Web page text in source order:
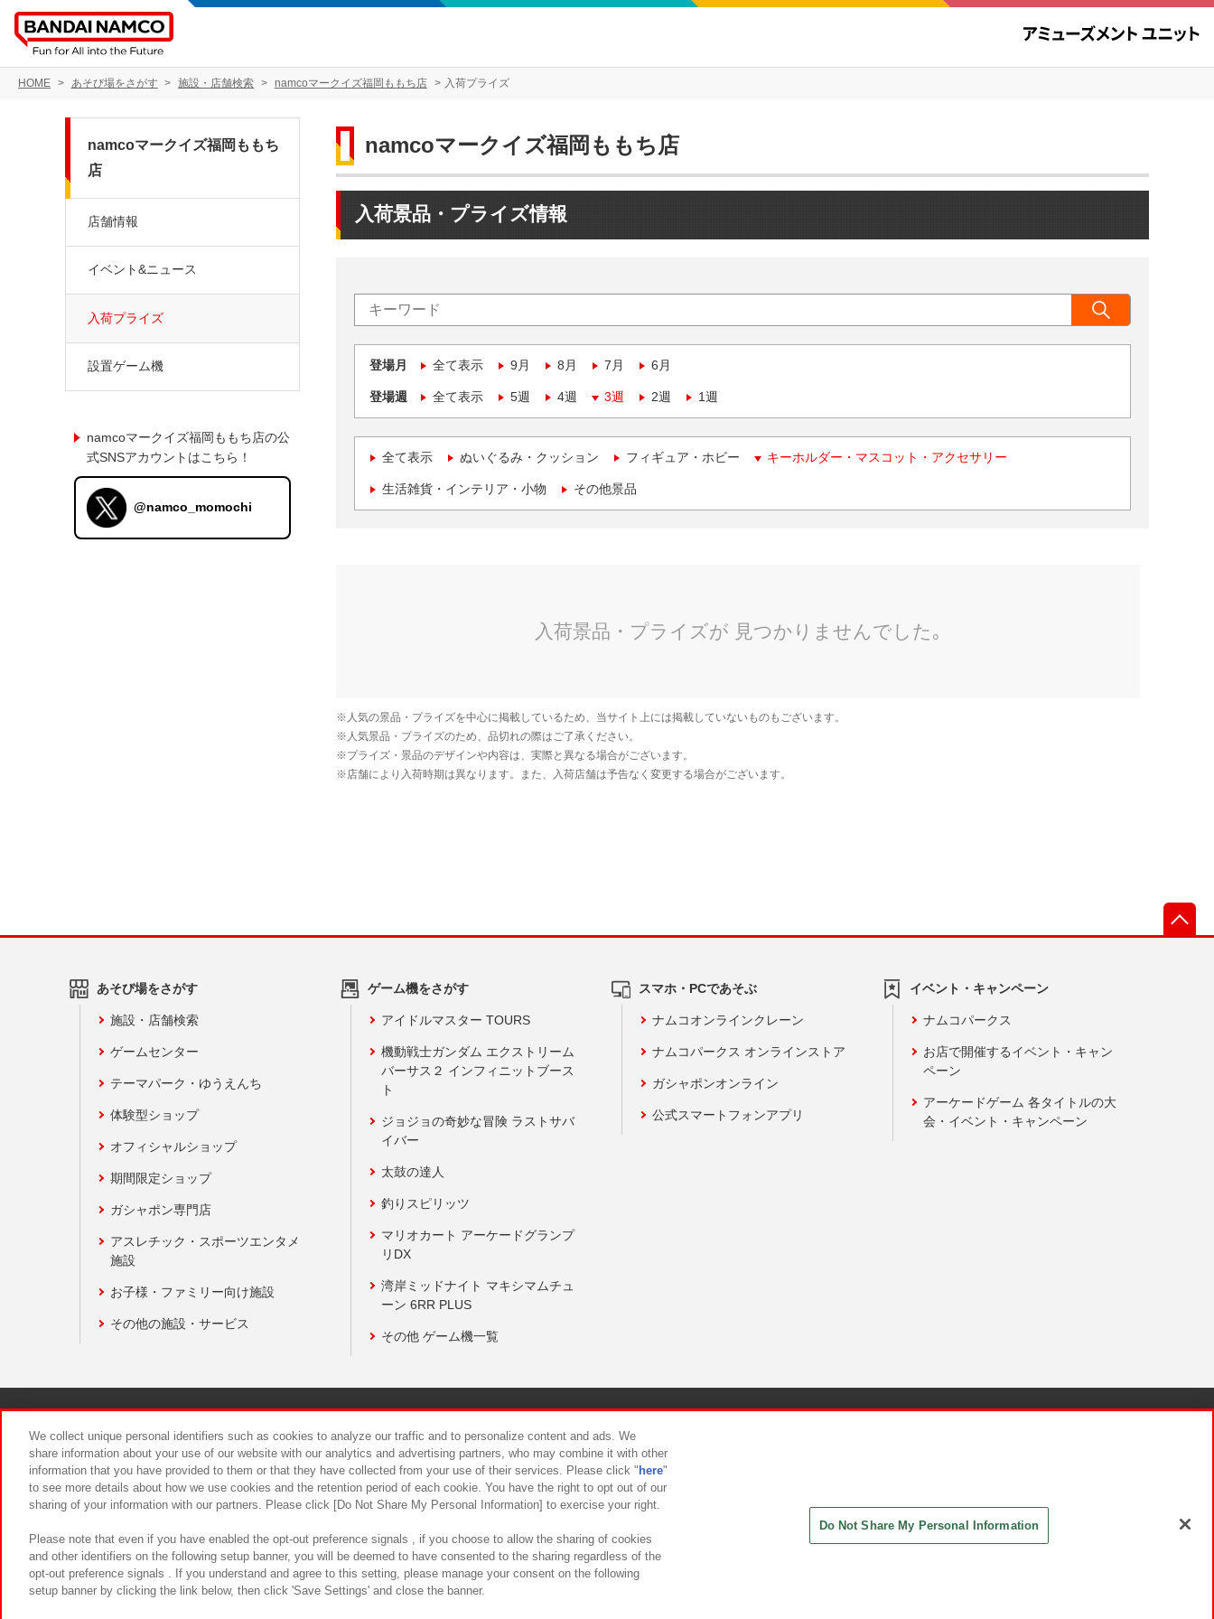
HOME あそび場をさがす 施設・店舗検索 namcoマークイズ福岡ももち店 入荷プライズ
namcoマークイズ福岡ももち店
入荷景品・プライズ情報
登場月 全て表示 9月 8月 7月 6月
登場週 全て表示 5週 4週 3週 2週 1週
全て表示 ぬいぐるみ・クッション フィギュア・ホビー キーホルダー・マスコット・アクセサリー
生活雑貨・インテリア・小物 その他景品
namcoマークイズ福岡ももち
店
店舗情報
イベント&ニュース
入荷プライズ
設置ゲーム機
namcoマークイズ福岡ももち店の公
式SNSアカウントはこちら！
@namco_momochi
あそび場をさがす
施設・店舗検索
ゲームセンター
テーマパーク・ゆうえんち
体験型ショップ
オフィシャルショップ
期間限定ショップ
ガシャポン専門店
アスレチック・スポーツエンタメ
施設
お子様・ファミリー向け施設
その他の施設・サービス
ゲーム機をさがす
アイドルマスター TOURS
機動戦士ガンダム エクストリーム
バーサス２ インフィニットブース
ト
ジョジョの奇妙な冒険 ラストサバ
イバー
太鼓の達人
釣りスピリッツ
マリオカート アーケードグランプ
リDX
湾岸ミッドナイト マキシマムチュ
ーン 6RR PLUS
その他 ゲーム機一覧
スマホ・PCであそぶ
ナムコオンラインクレーン
ナムコパークス オンラインストア
ガシャポンオンライン
公式スマートフォンアプリ
イベント・キャンペーン
ナムコパークス
お店で開催するイベント・キャン
ペーン
アーケードゲーム 各タイトルの大
会・イベント・キャンペーン
食品のご提供について カスタマーハラスメント対応方針
We collect unique personal identifiers such as cookies to analyze our traffic and to personalize content and ads. We
share information about your use of our website with our analytics and advertising partners, who may combine it with other
information that you have provided to them or that they have collected from your use of their services. Please click " here"
to see more details about how we use cookies and the retention period of each cookie. You have the right to opt out of our
sharing of your information with our partners. Please click [Do Not Share My Personal Information] to exercise your right.
Please note that even if you have enabled the opt-out preference signals , if you choose to allow the sharing of cookies
and other identifiers on the following setup banner, you will be deemed to have consented to the sharing regardless of the
opt-out preference signals . If you understand and agree to this setting, please manage your consent on the following
setup banner by clicking the link below, then click 'Save Settings' and close the banner.
Do Not Share My Personal Information